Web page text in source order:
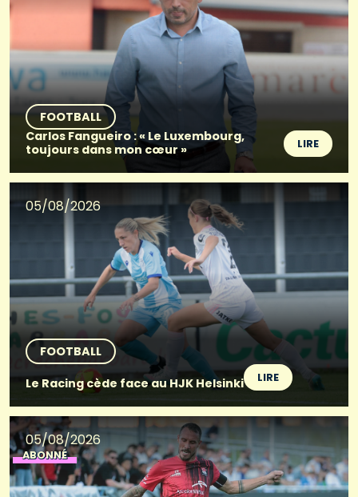
FOOTBALL
Carlos Fangueiro : « Le Luxembourg,
toujours dans mon cœur »
LIRE
05/08/2026
FOOTBALL
Le Racing cède face au HJK Helsinki
LIRE
05/08/2026
ABONNÉ